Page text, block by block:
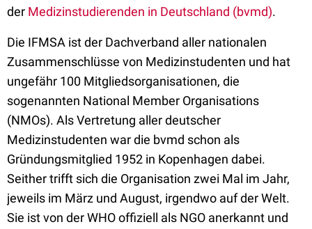
der Medizinstudierenden in Deutschland (bvmd).
Die IFMSA ist der Dachverband aller nationalen
Zusammenschlüsse von Medizinstudenten und hat
ungefähr 100 Mitgliedsorganisationen, die
sogenannten National Member Organisations
(NMOs). Als Vertretung aller deutscher
Medizinstudenten war die bvmd schon als
Gründungsmitglied 1952 in Kopenhagen dabei.
Seither trifft sich die Organisation zwei Mal im Jahr,
jeweils im März und August, irgendwo auf der Welt.
Sie ist von der WHO offiziell als NGO anerkannt und